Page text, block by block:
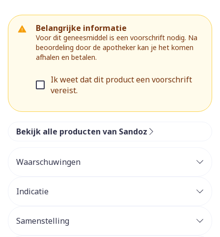
Belangrijke informatie
Voor dit geneesmiddel is een voorschrift nodig. Na
beoordeling door de apotheker kan je het komen
afhalen en betalen.
Ik weet dat dit product een voorschrift
vereist.
Bekijk alle producten van Sandoz
Waarschuwingen
Indicatie
Samenstelling